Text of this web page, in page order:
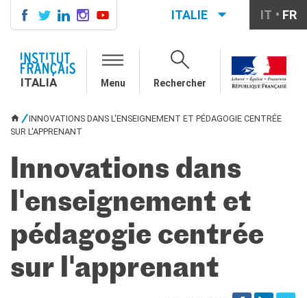
COURS DE FRANÇAIS
LE MONDE SCOLAIRE
Francofonia
Studenti
Formation professionnelle
France-Italie
SPECTACLE VIVANT ET
ARTS VISUELS
La festa della musica
Nouveau Grand Tour
ITALIE IT FR
ITALIA Menu Rechercher
VOUS ÊTES ICI
INNOVATIONS DANS L'ENSEIGNEMENT ET PÉDAGOGIE CENTRÉE
SUR L'APPRENANT
Innovations dans
l'enseignement et
pédagogie centrée
sur l'apprenant